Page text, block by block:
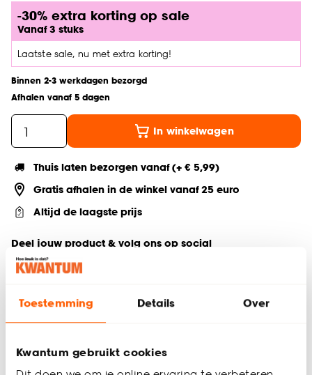
Toestemming Details Over
Kwantum gebruikt cookies
-30% extra korting op sale
Vanaf 3 stuks
Laatste sale, nu met extra korting!
Binnen 2-3 werkdagen bezorgd
Afhalen vanaf 5 dagen
In winkelwagen
Thuis laten bezorgen vanaf (+ € 5,99)
Gratis afhalen in de winkel vanaf 25 euro
Altijd de laagste prijs
Deel jouw product & volg ons op social
Productomschrijving
Gemaakt van polyester & linnen